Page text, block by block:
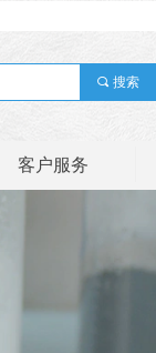
客户服务
끠 搜索